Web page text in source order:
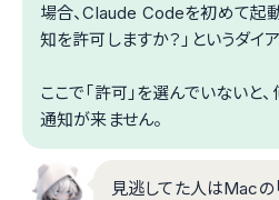
場合、Claude Codeを初めて起
知を許可しますか？」というダイ
ここで「許可」を選んでいないと
通知が来ません。
見逃してた人はMacの